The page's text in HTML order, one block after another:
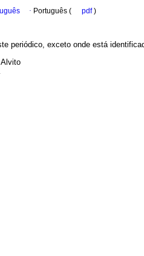
· Português ( pdf)
periódico, exceto onde está